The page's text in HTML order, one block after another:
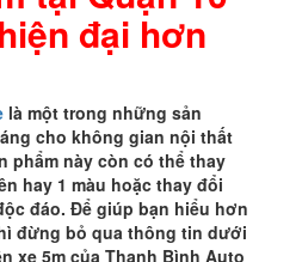
đại hơn
là một trong những sản
cho không gian nội thất
phẩm này còn có thể thay
hay 1 màu hoặc thay đổi
đáo. Để giúp bạn hiểu hơn
đừng bỏ qua thông tin dưới
xe 5m của Thanh Bình Auto